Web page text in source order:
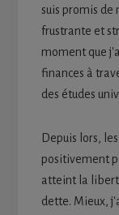
suis promis de
frustrante et
moment que
finances à
des études
Depuis lors,
positivement
atteint la
dette. Mieux,